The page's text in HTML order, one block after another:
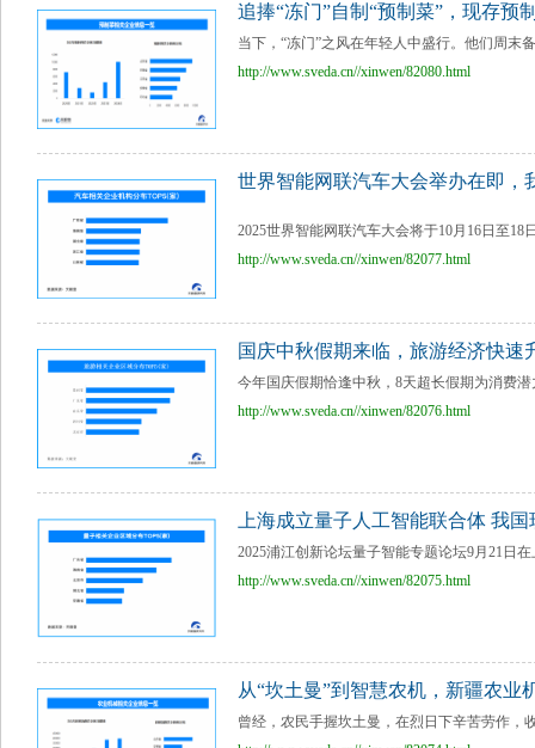
追捧“冻门”自制“预制菜”，现存预
当下，“冻门”之风在年轻人中盛行。他们周末
http://www.sveda.cn//xinwen/82080.html
世界智能网联汽车大会举办在即，
2025世界智能网联汽车大会将于10月16日至
http://www.sveda.cn//xinwen/82077.html
国庆中秋假期来临，旅游经济快速
今年国庆假期恰逢中秋，8天超长假期为消费
http://www.sveda.cn//xinwen/82076.html
上海成立量子人工智能联合体 我
2025浦江创新论坛量子智能专题论坛9月21日
http://www.sveda.cn//xinwen/82075.html
从“坎土曼”到智慧农机，新疆农业
曾经，农民手握坎土曼，在烈日下辛苦劳作，